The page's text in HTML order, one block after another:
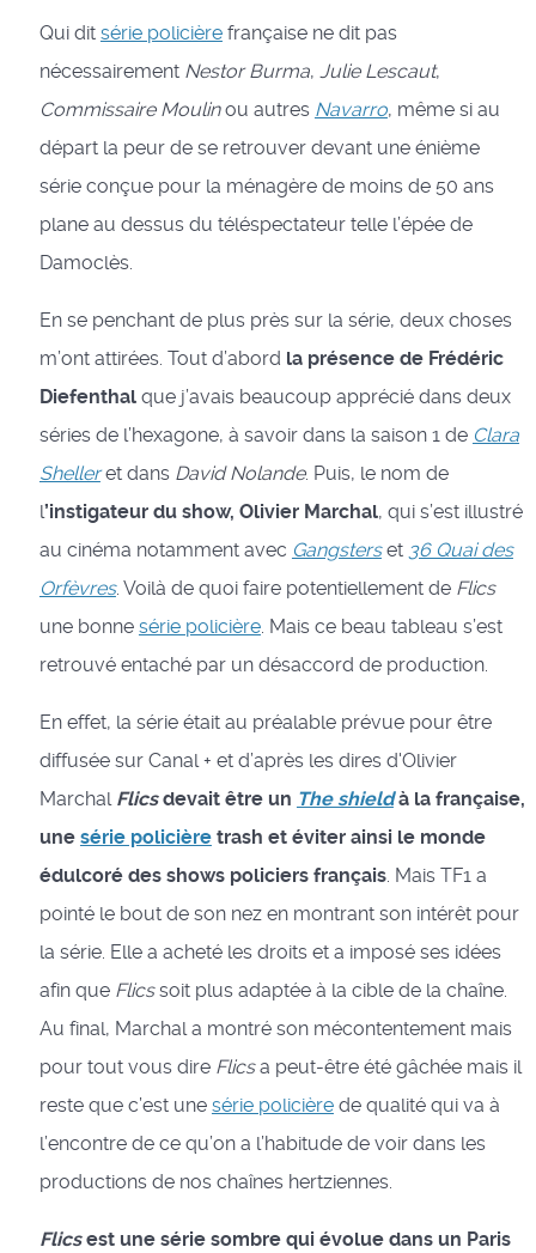
Qui dit série policièrefrançaise ne dit pas
nécessairement Nestor Burma, Julie Lescaut,
Commissaire Moulinou autres Navarro, même si au
départ la peur de se retrouver devant une énième
série conçue pour la ménagère de moins de 50 ans
plane au dessus du téléspectateur telle l’épée de
Damoclès.
En se penchant de plus près sur la série, deux choses
m’ont attirées. Tout d’abord la présence de Frédéric
Diefenthalque j’avais beaucoup apprécié dans deux
séries de l’hexagone, à savoir dans la saison 1 de Clara
Shelleret dans David Nolande. Puis, le nom de
l’instigateur du show, Olivier Marchal, qui s’est illustré
au cinéma notamment avec Gangsterset 36 Quai des
Orfèvres. Voilà de quoi faire potentiellement de Flics
une bonne série policière. Mais ce beau tableau s’est
retrouvé entaché par un désaccord de production.
En effet, la série était au préalable prévue pour être
diffusée sur Canal + et d’après les dires d'Olivier
Marchal Flicsdevait être un The shieldà la française,
une série policièretrash et éviter ainsi le monde
édulcoré des shows policiers français. Mais TF1 a
pointé le bout de son nez en montrant son intérêt pour
la série. Elle a acheté les droits et a imposé ses idées
afin que Flicssoit plus adaptée à la cible de la chaîne.
Au final, Marchal a montré son mécontentement mais
pour tout vous dire Flicsa peut-être été gâchée mais il
reste que c’est une série policièrede qualité qui va à
l’encontre de ce qu’on a l’habitude de voir dans les
productions de nos chaînes hertziennes.
Flicsest une série sombre qui évolue dans un Paris